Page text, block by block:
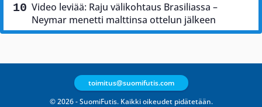
Video leviää: Raju välikohtaus Brasiliassa –
Neymar menetti malttinsa ottelun jälkeen
© 2026 - SuomiFutis. Kaikki oikeudet pidätetään.
toimitus@suomifutis.com